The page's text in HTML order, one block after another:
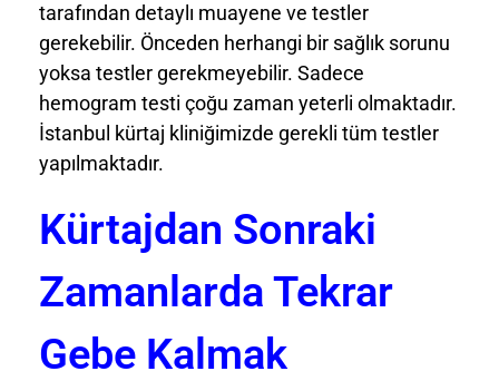
tarafından detaylı muayene ve testler
gerekebilir. Önceden herhangi bir sağlık sorunu
yoksa testler gerekmeyebilir. Sadece
hemogram testi çoğu zaman yeterli olmaktadır.
İstanbul kürtaj kliniğimizde gerekli tüm testler
yapılmaktadır.
Kürtajdan Sonraki
Zamanlarda Tekrar
Gebe Kalmak